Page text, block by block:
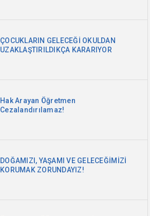
ÇOCUKLARIN GELECEĞİ OKULDAN
UZAKLAŞTIRILDIKÇA KARARIYOR
Hak Arayan Öğretmen
Cezalandırılamaz!
DOĞAMIZI, YAŞAMI VE GELECEĞİMİZİ
KORUMAK ZORUNDAYIZ!